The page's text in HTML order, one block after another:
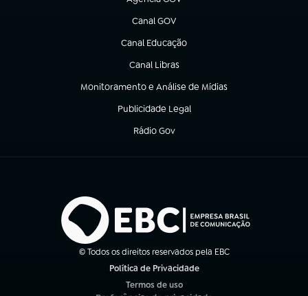
(abre em nova aba)
Canal GOV
(abre em nova aba)
Canal Educação
(abre em nova aba)
Canal Libras
(abre em nova aba)
Monitoramento e Análise de Mídias
(abre em nova aba)
Publicidade Legal
(abre em nova aba)
Rádio Gov
(abre em nova aba)
© Todos os direitos reservados pela EBC
Política de Privacidade
Termos de uso
(abre em nova aba)